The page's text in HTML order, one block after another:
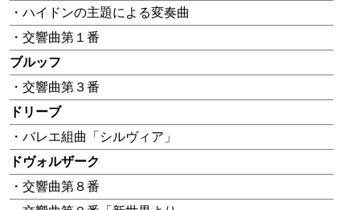
・ハイドンの主題による変奏曲
・交響曲第１番
ブルッフ
・交響曲第３番
ドリーブ
・バレエ組曲「シルヴィア」
ドヴォルザーク
・交響曲第８番